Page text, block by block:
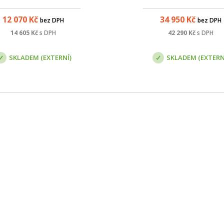
anténou se ziskem 8 dBi.
12 070 Kč bez DPH
14 605 Kčs DPH
SKLADEM (EXTERNÍ)
se ziskem 16 dBi.
34 950Kč bez DPH
42 290Kčs DPH
SKLADEM